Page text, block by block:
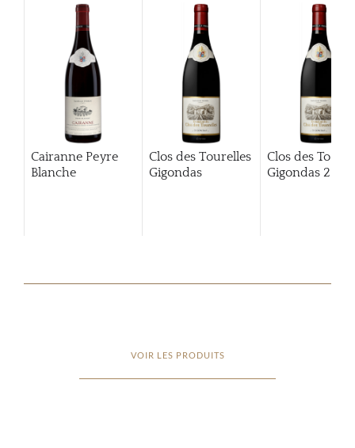
Cairanne Peyre
Blanche
Clos des Tourelles
Gigondas
Clos des
Gigondas 2013
VOIR LES PRODUITS